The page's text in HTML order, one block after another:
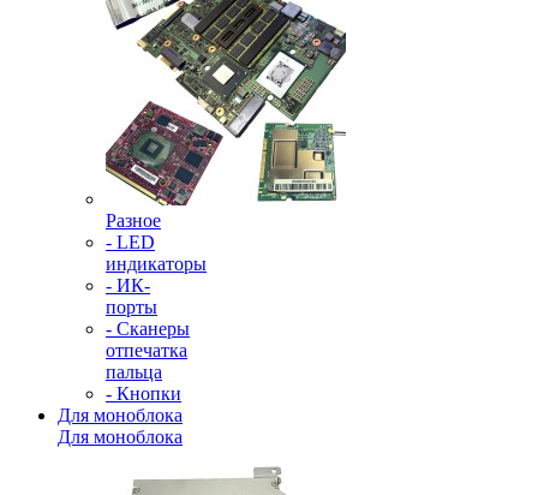
Разное
- LED
индикаторы
- ИК-
порты
- Сканеры
отпечатка
пальца
- Кнопки
Для моноблока
Для моноблока